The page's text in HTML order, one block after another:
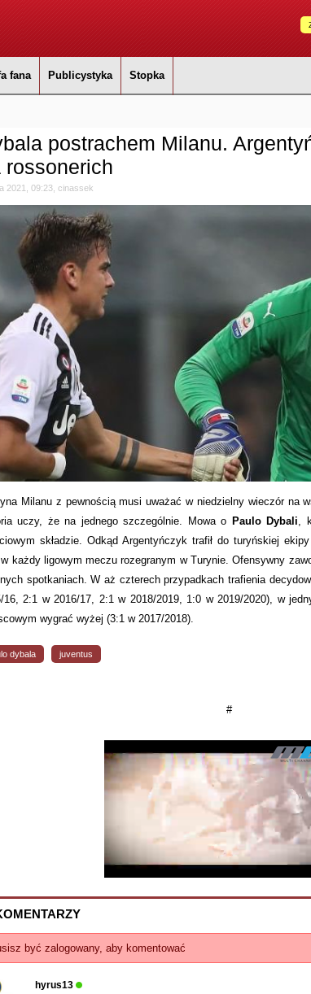
fana Publicystyka Stopka
postrachem Milanu.
rossonerich
2021, 09:23, cinassek
Milanu z pewnością musi uważać w niedzielny wieczór na
uczy, że na jednego szczególnie. Mowa o Paulo Dybali ,
składzie. Odkąd Argentyńczyk trafił do turyńskiej
każdy ligowym meczu rozegranym w Turynie. Ofensywny
spotkaniach. W aż czterech przypadkach trafienia
16, 2:1 w 2016/17, 2:1 w 2018/2019, 1:0 w 2019/2020), w
wygrać wyżej (3:1 w 2017/2018).
dybala juventus
#
być zalogowany, aby komentować
hyrus13